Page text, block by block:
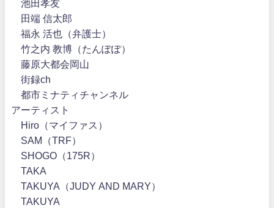
池田孝友
田端 信太郎
福永 活也（弁護士）
竹之内 教博（たんぽぽ）
藤原大都会岡山
街録ch
都市ミナティチャンネル
アーティスト
Hiro（マイファス）
SAM（TRF）
SHOGO（175R）
TAKA
TAKUYA（JUDY AND MARY）
TAKUYA∞